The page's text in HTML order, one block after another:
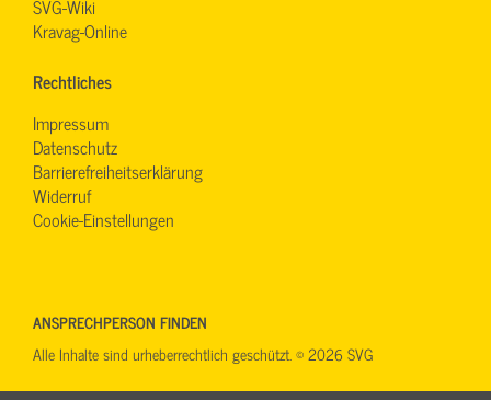
SVG-Wiki
Kravag-Online
Rechtliches
Impressum
Datenschutz
Barrierefreiheitserklärung
Widerruf
Cookie-Einstellungen
ANSPRECHPERSON FINDEN
Alle Inhalte sind urheberrechtlich geschützt. © 2026 SVG